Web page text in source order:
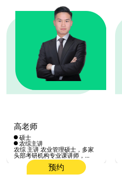
高老师
硕士
农综主讲
农综 主讲 农业管理硕士，多家
头部考研机构专业课讲师，...
预约